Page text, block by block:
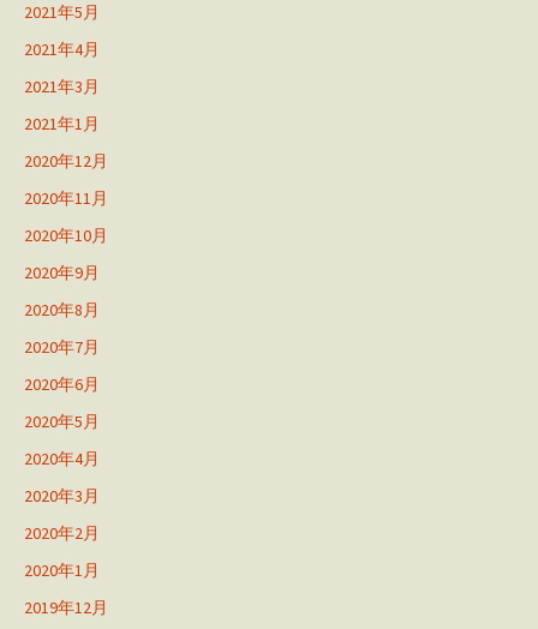
2021年5月
2021年4月
2021年3月
2021年1月
2020年12月
2020年11月
2020年10月
2020年9月
2020年8月
2020年7月
2020年6月
2020年5月
2020年4月
2020年3月
2020年2月
2020年1月
2019年12月